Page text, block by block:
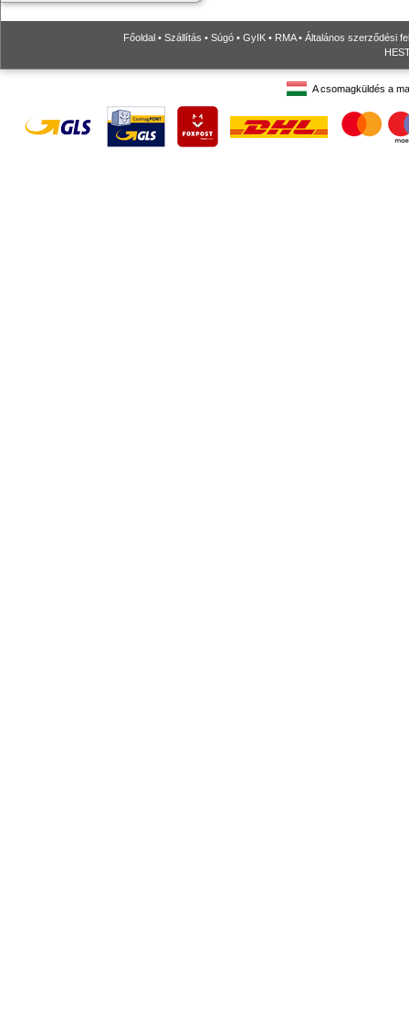
Főoldal • Szállítás • Súgó • GyIK • RMA• Általános szerződési
A csomagküldés a